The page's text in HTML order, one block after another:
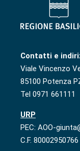
Contatti e
Viale Vincenzo
85100 Potenza
Tel 0971 661111
URP
PEC: AOO-
C.F. 80002950766